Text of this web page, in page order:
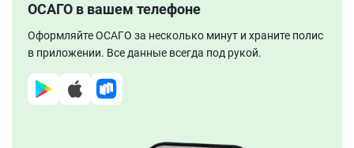
ОСАГО в вашем телефоне
Оформляйте ОСАГО за несколько минут и храните полис
в приложении. Все данные всегда под рукой.